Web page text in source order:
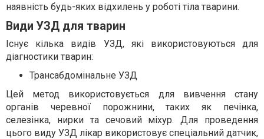
наявність будь-яких відхилень у роботі тіла тварини.
Види УЗД для тварин
Існує кілька видів УЗД, які використовуються для
діагностики тварин:
Трансабдомінальне УЗД
Цей метод використовується для вивчення стану
органів черевної порожнини, таких як печінка,
селезінка, нирки та сечовий міхур. Для проведення
цього виду УЗД лікар використовує спеціальний датчик,